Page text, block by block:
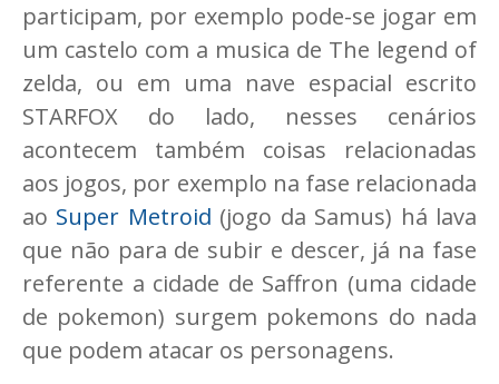
participam, por exemplo pode-se jogar em
um castelo com a musica de The legend of
zelda, ou em uma nave espacial escrito
STARFOX do lado, nesses cenários
acontecem também coisas relacionadas
aos jogos, por exemplo na fase relacionada
ao Super Metroid (jogo da Samus) há lava
que não para de subir e descer, já na fase
referente a cidade de Saffron (uma cidade
de pokemon) surgem pokemons do nada
que podem atacar os personagens.